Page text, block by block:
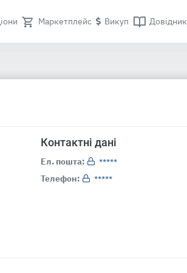
Маркетплейс Викуп Довідник
Контактні дані
Ел. пошта:
*****
Телефон:
*****